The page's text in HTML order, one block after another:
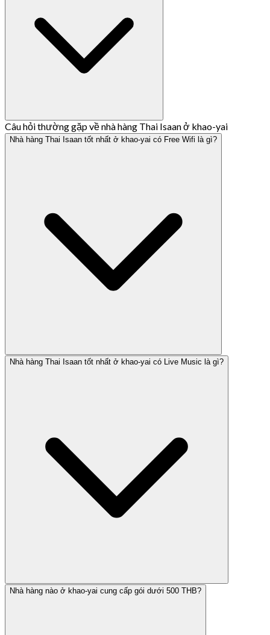
Câu hỏi thường gặp về nhà hàng Thai Isaan ở khao-yai
Nhà hàng Thai Isaan tốt nhất ở khao-yai có Free Wifi là gì?
Nhà hàng Thai Isaan tốt nhất ở khao-yai có Live Music là gì?
Nhà hàng nào ở khao-yai cung cấp gói dưới 500 THB?